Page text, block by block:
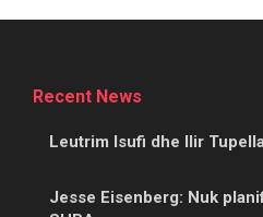
Recent News
Leutrim Isufi dhe Ilir
Jesse Eisenberg: Nuk